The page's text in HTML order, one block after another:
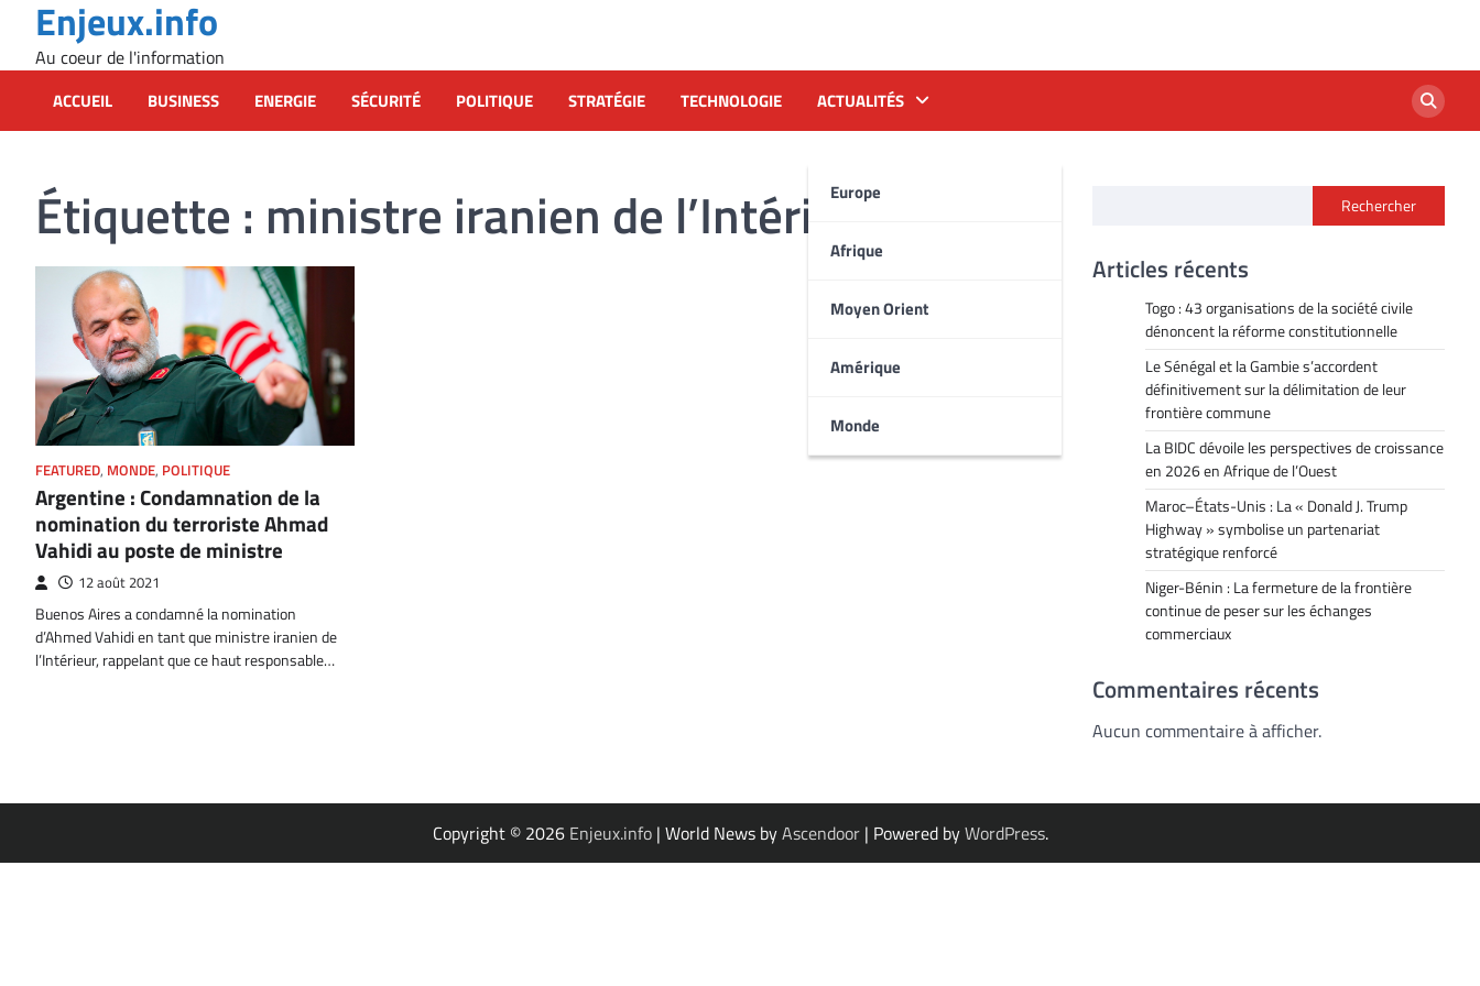
content
Enjeux.info
Au coeur de l'information
ACCUEIL BUSINESS ENERGIE SÉCURITÉ POLITIQUE STRATÉGIE TECHNOLOGIE ACTUALITÉS
Europe
Afrique
Moyen Orient
Amérique
Monde
Étiquette : ministre iranien de l’Intérieur
FEATURED, MONDE, POLITIQUE
Argentine : Condamnation de la
nomination du terroriste Ahmad
Vahidi au poste de ministre
12 août 2021
Buenos Aires a condamné la nomination
d’Ahmed Vahidi en tant que ministre iranien de
l’Intérieur, rappelant que ce haut responsable…
Rechercher
Articles récents
Togo : 43 organisations de la société civile
dénoncent la réforme constitutionnelle
Le Sénégal et la Gambie s’accordent
définitivement sur la délimitation de leur
frontière commune
La BIDC dévoile les perspectives de croissance
en 2026 en Afrique de l’Ouest
Maroc–États-Unis : La « Donald J. Trump
Highway » symbolise un partenariat
stratégique renforcé
Niger-Bénin : La fermeture de la frontière
continue de peser sur les échanges
commerciaux
Commentaires récents
Aucun commentaire à afficher.
Copyright © 2026 Enjeux.info| World News byAscendoor| Powered byWordPress.